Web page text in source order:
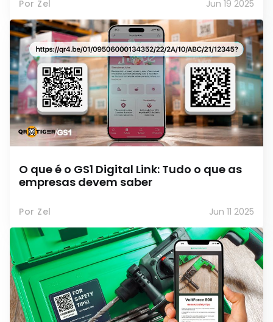
Por Zel Jun 19 2025
O que é o GS1 Digital Link: Tudo o que as
empresas devem saber
Por Zel Jun 11 2025